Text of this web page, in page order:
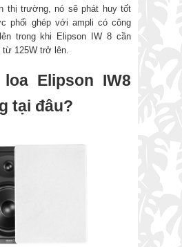
thị trường, nó sẽ phát huy tốt
phối ghép với ampli có công
trong khi Elipson IW 8 cần
125W trở lên.
Elipson IW8
tại đâu?